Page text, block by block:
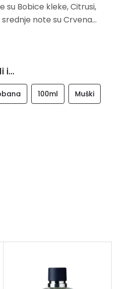
su Bobice kleke, Citrusi,
srednje note su Crvena
bazne note su
i...
100ml Muški